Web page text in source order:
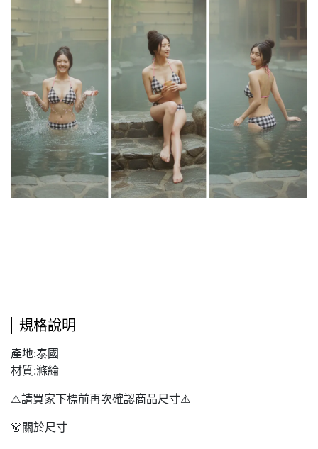
規格說明
產地:泰國
材質:滌綸
⚠️請買家下標前再次確認商品尺寸⚠️
👗關於尺寸